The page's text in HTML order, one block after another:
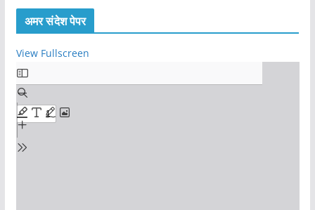
अमर संदेश पेपर
View Fullscreen
S
k
i
p
t